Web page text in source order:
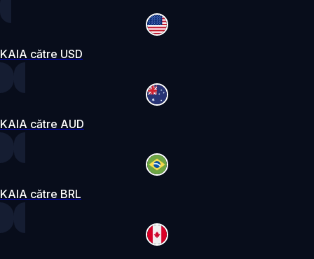
KAIA către USD
KAIA către AUD
KAIA către BRL